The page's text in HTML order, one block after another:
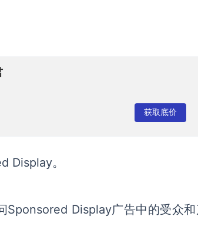
获取底价
Display。
Sponsored Display广告中的受众和